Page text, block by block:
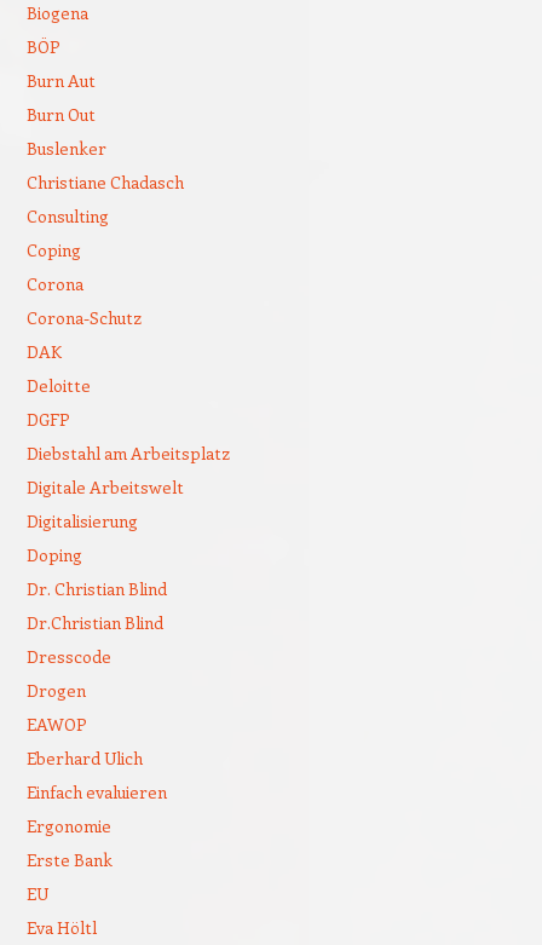
Biogena
BÖP
Burn Aut
Burn Out
Buslenker
Christiane Chadasch
Consulting
Coping
Corona
Corona-Schutz
DAK
Deloitte
DGFP
Diebstahl am Arbeitsplatz
Digitale Arbeitswelt
Digitalisierung
Doping
Dr. Christian Blind
Dr.Christian Blind
Dresscode
Drogen
EAWOP
Eberhard Ulich
Einfach evaluieren
Ergonomie
Erste Bank
EU
Eva Höltl